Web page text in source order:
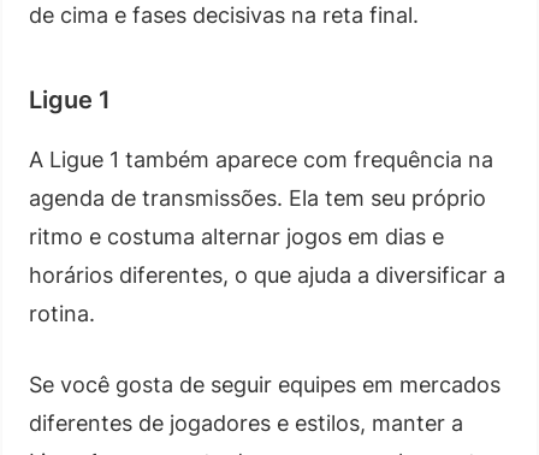
de cima e fases decisivas na reta final.
Ligue 1
A Ligue 1 também aparece com frequência na
agenda de transmissões. Ela tem seu próprio
ritmo e costuma alternar jogos em dias e
horários diferentes, o que ajuda a diversificar a
rotina.
Se você gosta de seguir equipes em mercados
diferentes de jogadores e estilos, manter a